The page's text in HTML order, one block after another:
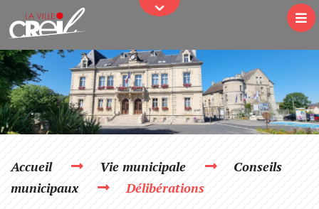
Passer au contenu JE PARTICIPE
Accueil Vie municipale
Conseils
municipaux
Délibérations